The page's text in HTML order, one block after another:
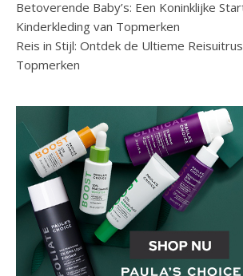
Betoverende Baby’s: Een Koninklijke
Kinderkleding van Topmerken
Reis in Stijl: Ontdek de Ultieme
Topmerken